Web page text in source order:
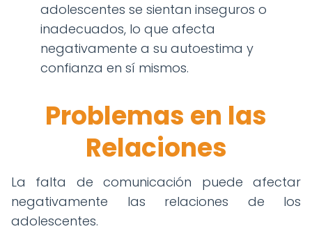
adolescentes se sientan inseguros o
inadecuados, lo que afecta
negativamente a su autoestima y
confianza en sí mismos.
Problemas en las
Relaciones
La falta de comunicación puede afectar
negativamente las relaciones de los
adolescentes.